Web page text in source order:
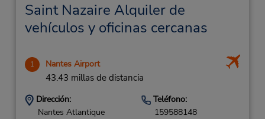
Saint Nazaire Alquiler de
vehículos y oficinas cercanas
1 Nantes Airport
43.43 millas de distancia
Dirección:
Nantes Atlantique
Teléfono:
159588148